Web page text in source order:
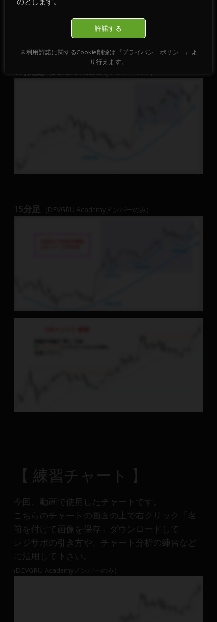
1時間足 (DEVGRU Academyメンバーのみ)
15分足 (DEVGRU Academyメンバーのみ)
【 練習チャート 】
今回、動画で使用したチャートです。
こちらのチャートの画面の上で右クリック「名
前を付けて画像を保存」ダウンロードして
レジサポの引き方や、チャート分析の練習など
に活用して下さい。
(DEVGRU Academyメンバーのみ)
許諾する
※利用許諾に関するCookie削除は『プライバシーポリシー』よ
り行えます。